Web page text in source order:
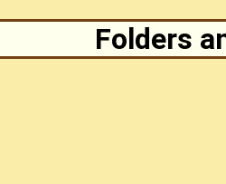
Folders